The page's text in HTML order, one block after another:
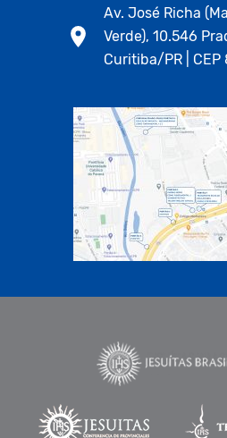
Av. José Richa
Verde), 10.546
Curitiba/PR | CEP